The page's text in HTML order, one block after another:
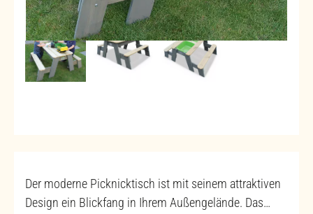
Der moderne Picknicktisch ist mit seinem attraktiven
Design ein Blickfang in Ihrem Außengelände. Das…